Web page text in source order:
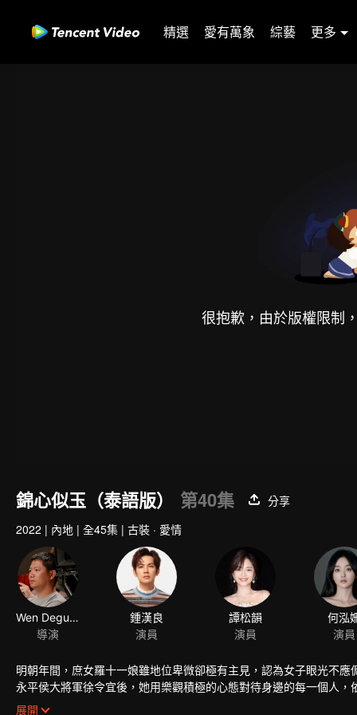
精選 愛有萬象 綜藝 更多
很抱歉，由於版權限制
錦心似玉（泰語版） 第40集
分享
2022 | 內地 | 全45集 | 古裝 · 愛情
Wen Deguang
導演
鍾漢良
演員
譚松韻
演員
何泓
演員
明朝年間，庶女羅十一娘雖地位卑微卻極有主見，認為女子眼光不
永平侯大將軍徐令宜後，她用樂觀積極的心態對待身邊的每一個人
吸引，繼而為之動心。兩人幾經周折情愫暗生，先婚後愛相知相許
展開